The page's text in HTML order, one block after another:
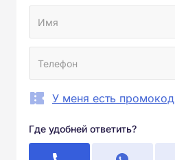
У меня есть промокод
Где удобней ответить?